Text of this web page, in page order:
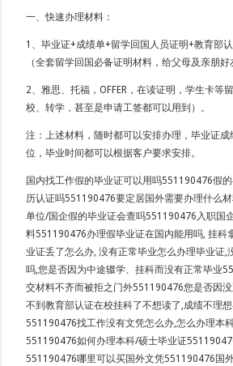
一、快速办理材料：
1、毕业证+成绩单+留学回国人员证明+教育部
（全套留学回国必备证明材料，给父母及亲朋好
2、雅思、托福，OFFER，在读证明，学生卡等
校、转学，甚至是申请工签都可以用到）。
注：上述材料，随时都可以安排办理，毕业证
位，毕业时间都可以根据客户要求安排。
国内找工作假的毕业证可以用吗551190476假
历认证吗551190476要定居国外需要办理什么
单位/国企假的毕业证会查吗551190476入职国
料551190476办理假毕业证在国内能用吗, 挂科
业证丢了怎么办, 没有正常毕业怎么办理毕业证,
吗,您是否因为中途辍学、挂科而没有正常毕业
交材料不齐而被拒之门外551190476您是否因
不到教育部认证在校挂科了不想读了,成绩不理
551190476找工作没有文凭怎么办,怎么办理本
551190476如何办理本科/硕士毕业证
551190476哪里可以买国外文凭551190476国